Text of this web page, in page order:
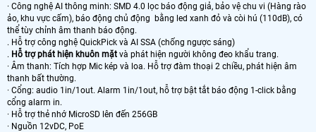
· Công nghệ AI thông minh: SMD 4.0 lọc báo động giả, bảo vệ chu vi (Hàng rào
ảo, khu vực cấm), báo động chủ động bằng led xanh đỏ và còi hú (110dB), có
thể tùy chỉnh âm thanh báo động.
. Hỗ trợ công nghệ QuickPick và AI SSA (chống ngược sáng)
. Hỗ trợ phát hiện khuôn mặt và phát hiện người không đeo khẩu trang.
· Âm thanh: Tích hợp Mic kép và loa. Hỗ trợ đàm thoại 2 chiều, phát hiện âm
thanh bất thường.
· Cổng: audio 1in/1out. Alarm 1in/1out, hỗ trợ bật tắt báo động 1-click bằng
cổng alarm in.
· Hỗ trợ thẻ nhớ MicroSD lên đến 256GB
· Nguồn 12vDC, PoE